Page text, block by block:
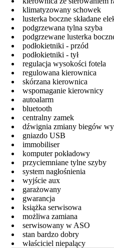
klimatyzowany schowek
lusterka boczne składane
podgrzewana tylna szyba
podgrzewane lusterka
podłokietniki - przód
podłokietniki - tył
regulacja wysokości fotela
regulowana kierownica
skórzana kierownica
wspomaganie kierownicy
autoalarm
bluetooth
centralny zamek
dźwignia zmiany biegów
gniazdo USB
immobiliser
komputer pokładowy
przyciemniane tylne szyby
system nagłośnienia
wyjście aux
garażowany
gwarancja
książka serwisowa
możliwa zamiana
serwisowany w ASO
stan bardzo dobry
właściciel niepalący